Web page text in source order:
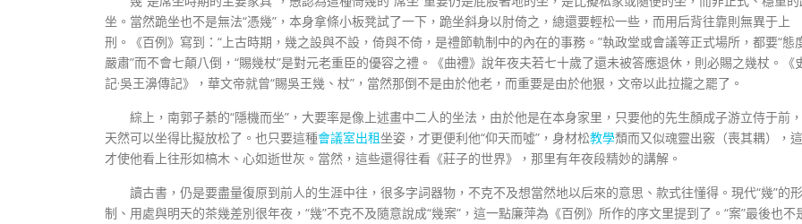
坐。當然跪坐也不是無法“憑幾”，本身拿條小板凳試了一下，跪坐斜身以肘倚之，總還要輕松一些，而用后背往靠則無異于上
刑。《百例》寫到：“上古時期，幾之設與不設，倚與不倚，是禮節軌制中的內在的事務。”執政堂或會議等正式場所，都要“態
嚴肅”而不會七顛八倒，“賜幾杖”是對元老重臣的優容之禮。《曲禮》說年夜夫若七十歲了還未被答應退休，則必賜之幾杖。《
記·吳王濞傳記》，華文帝就曾“賜吳王幾、杖”，當然那倒不是由於他老，而重要是由於他狠，文帝以此拉攏之罷了。
綜上，南郭子綦的“隱機而坐”，大要率是像上述畫中二人的坐法，由於他是在本身家里，只要他的先生顏成子游立侍于前，
天然可以坐得比擬放松了。也只要這種會議室出租坐姿，才更便利他“仰天而噓”，身材松教學頹而又似魂靈出竅（喪其耦），這
才使他看上往形如槁木、心如逝世灰。當然，這些還得往看《莊子的世界》，那里有年夜段精妙的講解。
讀古書，仍是要盡量復原到前人的生涯中往，很多字詞器物，不克不及想當然地以后來的意思、款式往懂得。現代“幾”的形
制、用處與明天的茶幾差別很年夜，“幾”不克不及隨意說成“幾案”，這一點廉萍為《百例》所作的序文里提到了。“案”最後也不